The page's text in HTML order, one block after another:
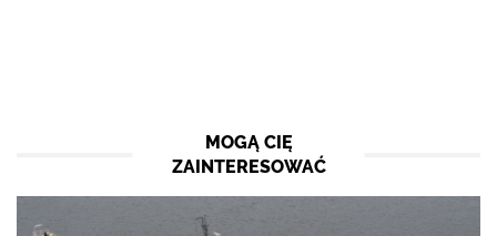
MOGĄ CIĘ
ZAINTERESOWAĆ